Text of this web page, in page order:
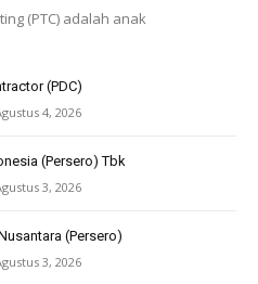
(PTC) adalah anak
(PDC)
4, 2026
(Persero) Tbk
3, 2026
(Persero)
3, 2026